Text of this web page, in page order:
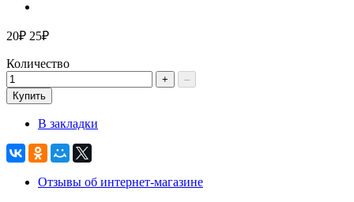
20₽ 25₽
Количество
+
–
Купить
В закладки
Отзывы об интернет-магазине